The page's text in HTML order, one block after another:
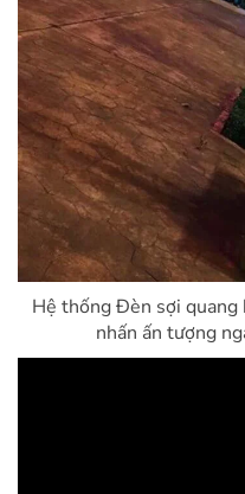
Hệ thống Đèn sợi quang
nhấn ấn tượng